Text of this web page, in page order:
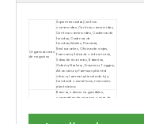
Organizaciones
de negocios
Supermercados,Centros
comerciales, Centros comerciales,
Centros comerciales, Cadenas de
tiendas, Cadenas de
tiendas,Hoteles, Posadas,
Restaurantes, Oficina de viajes,
Farmacia, Salas de conferencias,
Salas de reuniones, Baberías,
Galería, Noshery, Empresa, Toggery,
Alta costura, Farmacia, Dental
clínica, farmacia, tienda de lujo,
tienda de cosméticos, mercado
electrónico
Bancos, valores negociables,
compañías de seguros, casas de
de correos, hospitales, escuelas,